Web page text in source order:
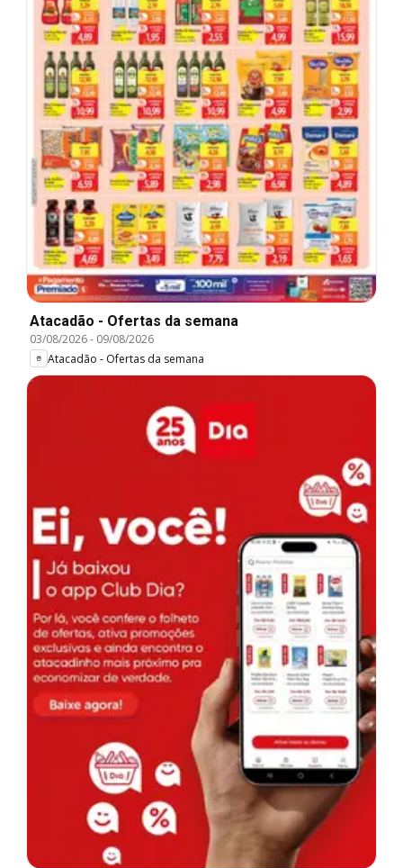
Atacadão - Ofertas da semana
03/08/2026- 09/08/2026
Atacadão - Ofertas da semana